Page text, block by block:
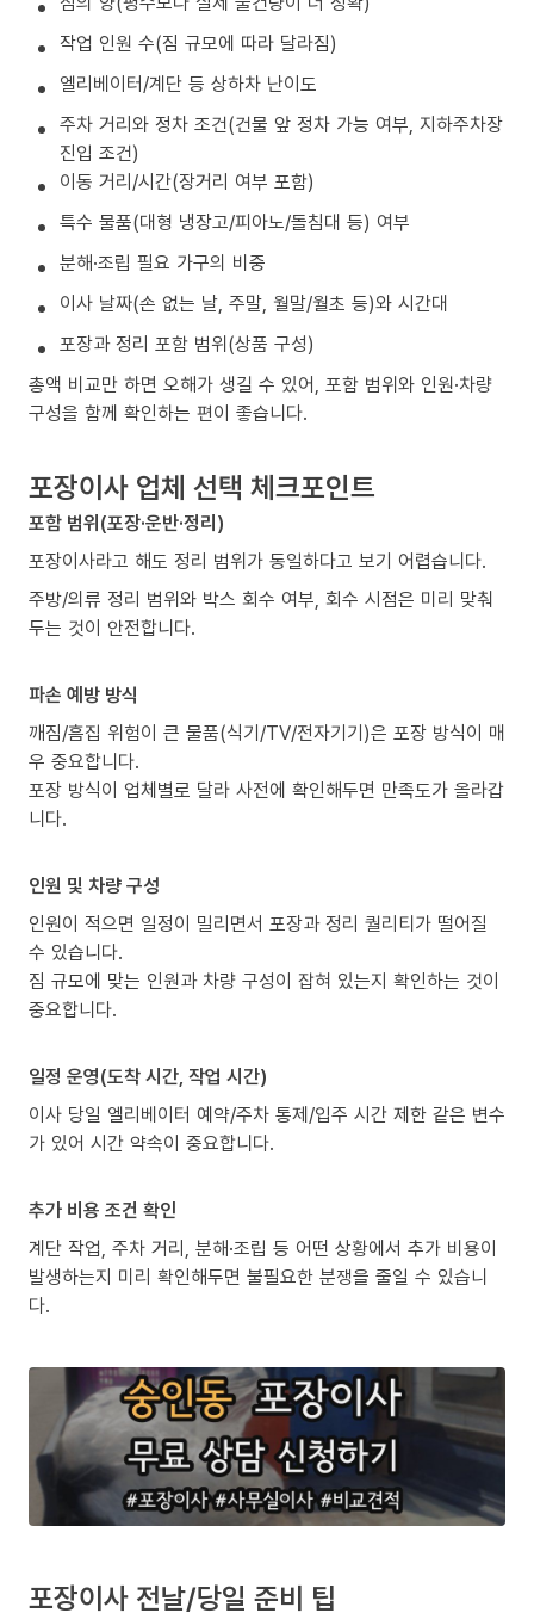
작업 인원 수(짐 규모에 따라 달라짐)
엘리베이터/계단 등 상하차 난이도
주차 거리와 정차 조건(건물 앞 정차 가능 여부, 지하주차장
진입 조건)
이동 거리/시간(장거리 여부 포함)
특수 물품(대형 냉장고/피아노/돌침대 등) 여부
분해·조립 필요 가구의 비중
이사 날짜(손 없는 날, 주말, 월말/월초 등)와 시간대
포장과 정리 포함 범위(상품 구성)
총액 비교만 하면 오해가 생길 수 있어, 포함 범위와 인원·차량
구성을 함께 확인하는 편이 좋습니다.
포장이사 업체 선택 체크포인트
포함 범위(포장·운반·정리)
포장이사라고 해도 정리 범위가 동일하다고 보기 어렵습니다.
주방/의류 정리 범위와 박스 회수 여부, 회수 시점은 미리 맞춰
두는 것이 안전합니다.
파손 예방 방식
깨짐/흠집 위험이 큰 물품(식기/TV/전자기기)은 포장 방식이 매
우 중요합니다.
포장 방식이 업체별로 달라 사전에 확인해두면 만족도가 올라갑
니다.
인원 및 차량 구성
인원이 적으면 일정이 밀리면서 포장과 정리 퀄리티가 떨어질
수 있습니다.
짐 규모에 맞는 인원과 차량 구성이 잡혀 있는지 확인하는 것이
중요합니다.
일정 운영(도착 시간, 작업 시간)
이사 당일 엘리베이터 예약/주차 통제/입주 시간 제한 같은 변수
가 있어 시간 약속이 중요합니다.
추가 비용 조건 확인
계단 작업, 주차 거리, 분해·조립 등 어떤 상황에서 추가 비용이
발생하는지 미리 확인해두면 불필요한 분쟁을 줄일 수 있습니
다.
포장이사 전날/당일 준비 팁